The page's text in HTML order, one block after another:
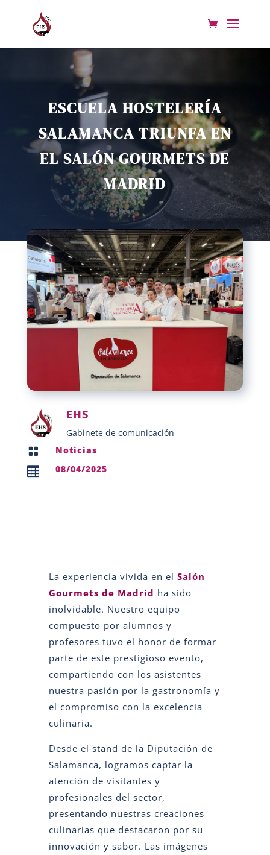
ESCUELA HOSTELERÍA
SALAMANCA TRIUNFA EN
EL SALÓN GOURMETS DE
MADRID
EHS
Gabinete de comunicación
 Noticias
 08/04/2025
La experiencia vivida en el Salón
Gourmets de Madrid ha sido
inolvidable. Nuestro equipo
compuesto por alumnos y
profesores tuvo el honor de formar
parte de este prestigioso evento,
compartiendo con los asistentes
nuestra pasión por la gastronomía y
el compromiso con la excelencia
culinaria.
Desde el stand de la Diputación de
Salamanca, logramos captar la
atención de visitantes y
profesionales del sector,
presentando nuestras creaciones
culinarias que destacaron por su
innovación y sabor. Las imágenes